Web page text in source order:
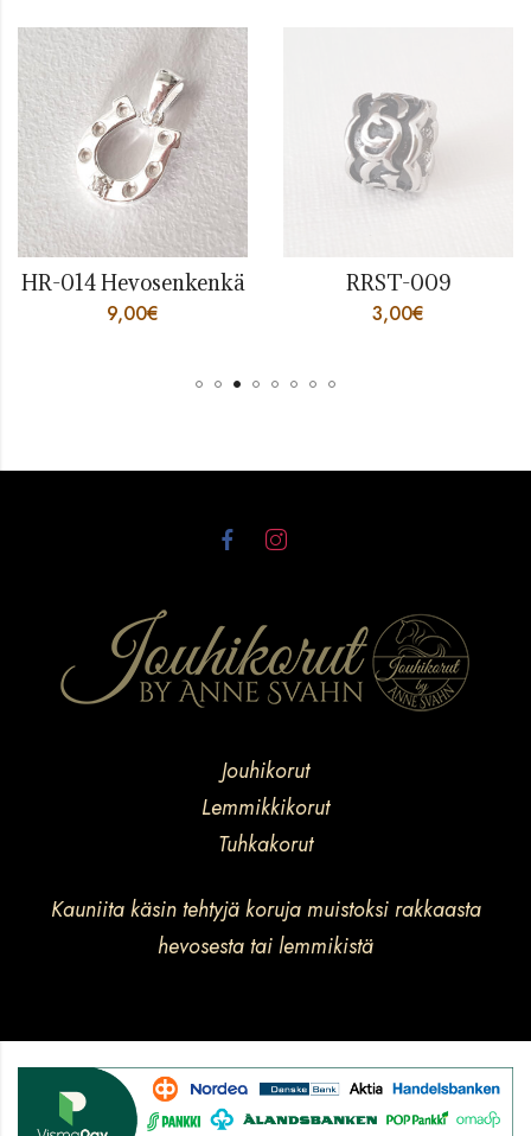
HR-014 Hevosenkenkä
9,00€
RRST-009
3,00€
Jouhikorut
Lemmikkikorut
Tuhkakorut
Kauniita käsin tehtyjä koruja muistoksi rakkaasta
hevosesta tai lemmikistä